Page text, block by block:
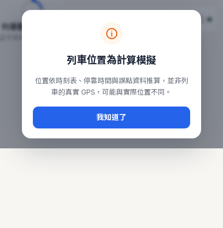
台鐵列車即時位置地圖
本頁顯示目前全台鐵運行中的列車位置，涵蓋自強、普悠瑪、
常用查詢：
、台中車站即時動態
台鐵即時動態
列車位置為計算模擬
位置依時刻表、停靠時間與誤點資料推算，並非列
車的真實 GPS，可能與實際位置不同。
我知道了
列車動態載入中…